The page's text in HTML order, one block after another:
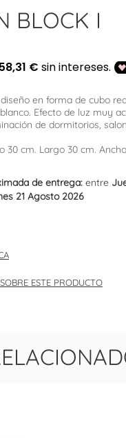
BLOCK I
en forma de cubo
Efecto de luz muy
de dormitorios,
30 cm. Largo 30 cm.
de entrega: entre
21 Agosto 2026
ESTE PRODUCTO